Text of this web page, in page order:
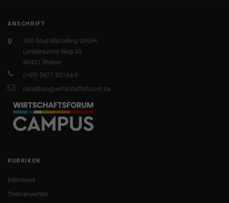
ANSCHRIFT
360 Grad Marketing GmbH
Landersumer Weg 40
48431 Rheine
(+49) 5971 92164-0
redaktion@wirtschaftsforum.de
RUBRIKEN
Interviews
Themenwelten